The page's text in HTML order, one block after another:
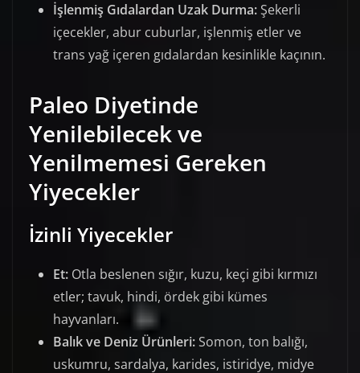
İşlenmiş Gıdalardan Uzak Durma:Şekerli
içecekler, abur cuburlar, işlenmiş etler ve
trans yağ içeren gıdalardan kesinlikle kaçının.
Paleo Diyetinde
Yenilebilecek ve
Yenilmemesi Gereken
Yiyecekler
İzinli Yiyecekler
Et: Otla beslenen sığır, kuzu, keçi gibi kırmızı
etler; tavuk, hindi, ördek gibi kümes
hayvanları.
Balık ve Deniz Ürünleri:Somon, ton balığı,
uskumru, sardalya, karides, istiridye, midye